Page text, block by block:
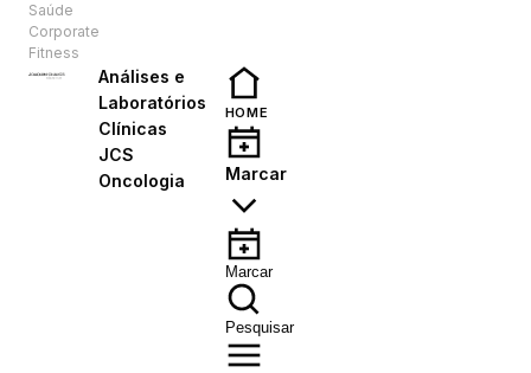
Saúde
Corporate
Fitness
Análises e
Laboratórios
Clínicas
JCS
Oncologia
HOME
Marcar
Marcar
Pesquisar